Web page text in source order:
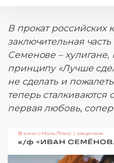
В прокат российских
заключительная
Семенове –
принципу «Лучше
не сделать и
теперь
первая любовь,